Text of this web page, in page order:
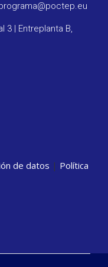
3 | Entreplanta B,
de datos | Política